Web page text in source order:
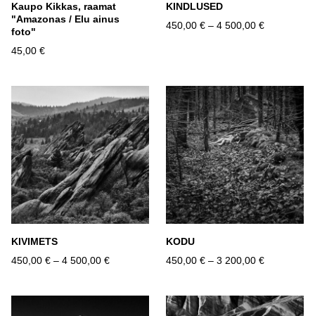
Kaupo Kikkas, raamat
"Amazonas / Elu ainus
foto"
45,00 €
KINDLUSED
450,00 € – 4 500,00 €
KIVIMETS
450,00 € – 4 500,00 €
KODU
450,00 € – 3 200,00 €